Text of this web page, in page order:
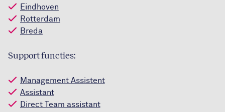
Eindhoven
Rotterdam
Breda
Support functies:
Management Assistent
Assistant
Direct Team assistant